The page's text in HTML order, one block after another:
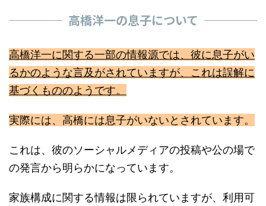
高橋洋一の息子について
高橋洋一に関する一部の情報源では、彼に息子がい
るかのような言及がされていますが、これは誤解に
基づくもののようです。
実際には、高橋には息子がいないとされています。
これは、彼のソーシャルメディアの投稿や公の場で
の発言から明らかになっています。
家族構成に関する情報は限られていますが、利用可